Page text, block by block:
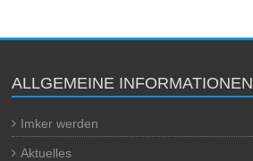
ALLGEMEINE INFORMATIONEN
Imker werden
Aktuelles